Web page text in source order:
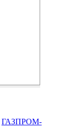
ГАЗПРОМ-